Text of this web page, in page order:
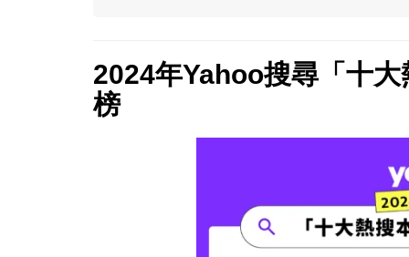
2024年Yahoo搜尋「十
榜